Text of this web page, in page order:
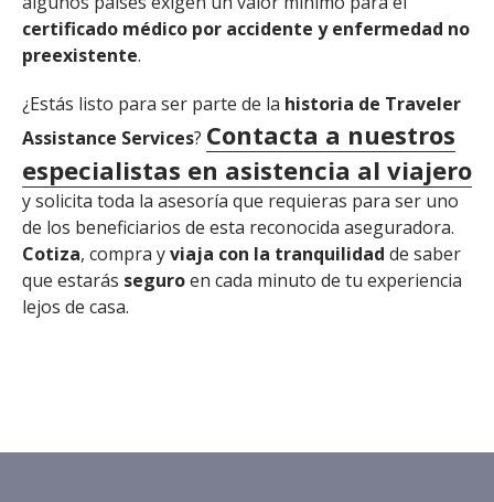
certificado médico por accidente y enfermedad no
preexistente.
¿Estás listo para ser parte de la historia de Traveler
Assistance Services? Contacta a nuestros
especialistas en asistencia al viajero
y solicita toda la asesoría que requieras para ser uno
de los beneficiarios de esta reconocida aseguradora.
Cotiza, compra yviaja con la tranquilidad de saber
que estarás seguroen cada minuto de tu experiencia
lejos de casa.